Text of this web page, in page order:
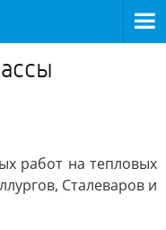
работ на тепловых
Сталеваров и